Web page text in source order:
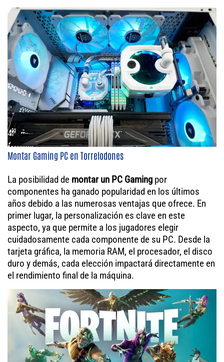
Montar Gaming PC en Torrelodones
La posibilidad de montar un PC Gaming por
componentes ha ganado popularidad en los últimos
años debido a las numerosas ventajas que ofrece. En
primer lugar, la personalización es clave en este
aspecto, ya que permite a los jugadores elegir
cuidadosamente cada componente de su PC. Desde la
tarjeta gráfica, la memoria RAM, el procesador, el disco
duro y demás, cada elección impactará directamente en
el rendimiento final de la máquina.